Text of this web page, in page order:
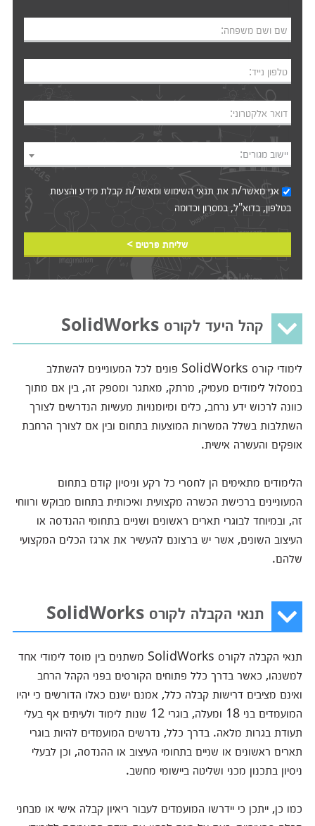
שם ושם משפחה:
טלפון נייד:
דואר אלקטרוני:
יישוב מגורים:
אני מאשר/ת אתתנאי השימושומאשר/ת קבלת מידע והצעות
בטלפון, בדוא"ל, במסרון וכדומה‎‎
שליחת פרטים >
קהל היעד לקורס SolidWorks
לימודי קורס SolidWorks פונים לכל המעוניינים להשתלב
במסלול לימודים מעמיק, מרתק, מאתגר ומספק זה, בין אם מתוך
כוונה לרכוש ידע נרחב, כלים ומיומנויות מעשיות הנדרשים לצורך
השתלבות בשלל המשרות המוצעות בתחום ובין אם לצורך הרחבת
אופקים והעשרה אישית.
הלימודים מתאימים הן לחסרי כל רקע וניסיון קודם בתחום
המעוניינים ברכישת הכשרה מקצועית ואיכותית בתחום מבוקש ורווחי
זה, ובמיוחד לבוגרי תארים ראשונים ושניים בתחומי ההנדסה או
העיצוב השונים, אשר יש ברצונם להעשיר את ארגז הכלים המקצועי
שלהם.
תנאי הקבלה לקורס SolidWorks
תנאי הקבלה לקורס SolidWorks משתנים בין מוסד לימודי אחד
למשנהו, כאשר בדרך כלל פתוחים הקורסים בפני הקהל הרחב
ואינם מציבים דרישות קבלה כלל, אמנם ישנם כאלו הדורשים כי יהיו
המועמדים בני 18 ומעלה, בוגרי 12 שנות לימוד ולעיתים אף בעלי
תעודת בגרות מלאה. בדרך כלל, נדרשים המועמדים להיות בוגרי
תארים ראשונים או שניים בתחומי העיצוב או ההנדסה, וכן לבעלי
ניסיון בתכנון מכני ושליטה ביישומי מחשב.
כמו כן, ייתכן כי יידרשו המועמדים לעבור ריאיון קבלה אישי או מבחני